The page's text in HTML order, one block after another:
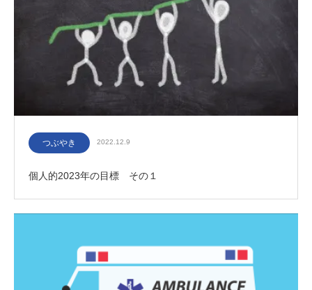
つぶやき 2022.12.9
個人的2023年の目標 その１